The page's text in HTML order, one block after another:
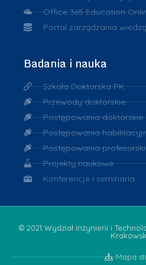
Office 365 Education
Portal zarządzania wiedzą
Badania i nauka
Szkoła Doktorska PK
Przewody doktorskie
Postępowania doktorskie
Postępowania
Postępowania
Projekty naukowe
Konferencje i seminaria
© 2021 Wydział Inżynierii i
Mapa